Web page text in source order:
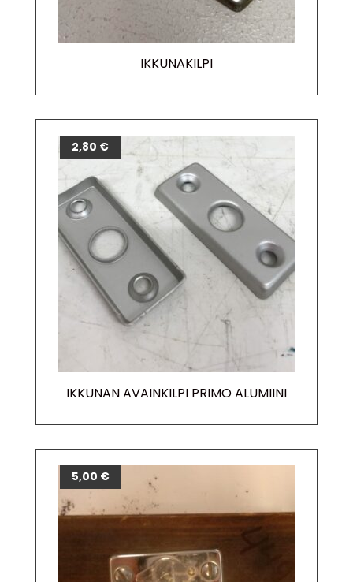
IKKUNAKILPI
IKKUNAN AVAINKILPI PRIMO ALUMIINI
2,80 €
5,00 €